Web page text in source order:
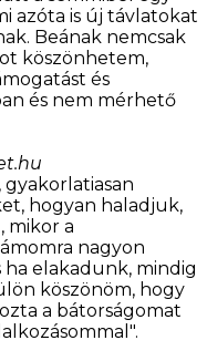
azóta is új távlatokat
Beának nemcsak
köszönhetem,
és
és nem mérhető
hogyan haladjuk,
mikor a
nagyon
ha elakadunk, mindig
köszönöm, hogy
a bátorságomat